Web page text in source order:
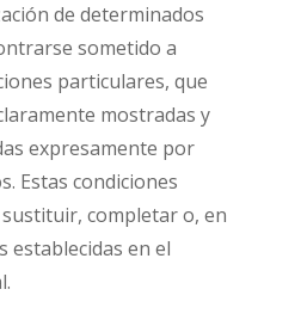
de determinados
sometido a
particulares, que
mostradas y
expresamente por
Estas condiciones
completar o, en
establecidas en el